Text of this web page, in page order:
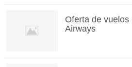
Oferta de
Airways